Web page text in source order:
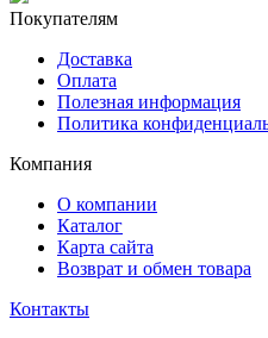
Покупателям
Доставка
Оплата
Полезная информация
Политика
Компания
О компании
Каталог
Карта сайта
Возврат и обмен товара
Контакты